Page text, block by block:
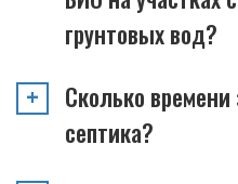
грунтовых вод?
Сколько времени
септика?